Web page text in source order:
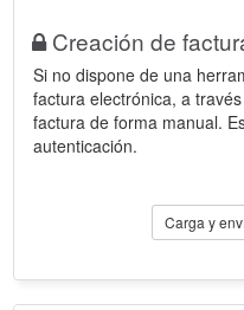
Creación de
Si no dispone de una
factura electrónica, a
factura de forma manual.
autenticación.
Carga y